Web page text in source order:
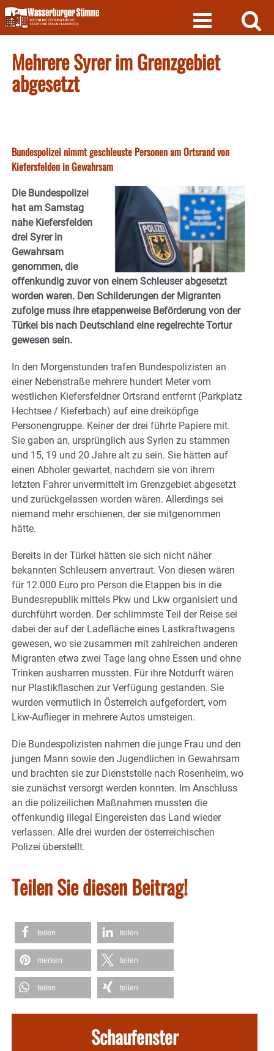
Skip
to
content
Mehrere Syrer im Grenzgebiet
abgesetzt
Bundespolizei nimmt geschleuste Personen am Ortsrand von
Kiefersfelden in Gewahrsam
Die Bundespolizei
hat am Samstag
nahe Kiefersfelden
drei Syrer in
Gewahrsam
genommen, die
offenkundig zuvor von einem Schleuser abgesetzt
worden waren. Den Schilderungen der Migranten
zufolge muss ihre etappenweise Beförderung von der
Türkei bis nach Deutschland eine regelrechte Tortur
gewesen sein.
In den Morgenstunden trafen Bundespolizisten an
einer Nebenstraße mehrere hundert Meter vom
westlichen Kiefersfeldner Ortsrand entfernt (Parkplatz
Hechtsee / Kieferbach) auf eine dreiköpfige
Personengruppe. Keiner der drei führte Papiere mit.
Sie gaben an, ursprünglich aus Syrien zu stammen
und 15, 19 und 20 Jahre alt zu sein. Sie hätten auf
einen Abholer gewartet, nachdem sie von ihrem
letzten Fahrer unvermittelt im Grenzgebiet abgesetzt
und zurückgelassen worden wären. Allerdings sei
niemand mehr erschienen, der sie mitgenommen
hätte.
Bereits in der Türkei hätten sie sich nicht näher
bekannten Schleusern anvertraut. Von diesen wären
für 12.000 Euro pro Person die Etappen bis in die
Bundesrepublik mittels Pkw und Lkw organisiert und
durchführt worden. Der schlimmste Teil der Reise sei
dabei der auf der Ladefläche eines Lastkraftwagens
gewesen, wo sie zusammen mit zahlreichen anderen
Migranten etwa zwei Tage lang ohne Essen und ohne
Trinken ausharren mussten. Für ihre Notdurft wären
nur Plastikflaschen zur Verfügung gestanden. Sie
wurden vermutlich in Österreich aufgefordert, vom
Lkw-Auflieger in mehrere Autos umsteigen.
Die Bundespolizisten nahmen die junge Frau und den
jungen Mann sowie den Jugendlichen in Gewahrsam
und brachten sie zur Dienststelle nach Rosenheim, wo
sie zunächst versorgt werden konnten. Im Anschluss
an die polizeilichen Maßnahmen mussten die
offenkundig illegal Eingereisten das Land wieder
verlassen. Alle drei wurden der österreichischen
Polizei überstellt.
Teilen Sie diesen Beitrag!
teilen teilen
merken teilen
teilen teilen
Schaufenster